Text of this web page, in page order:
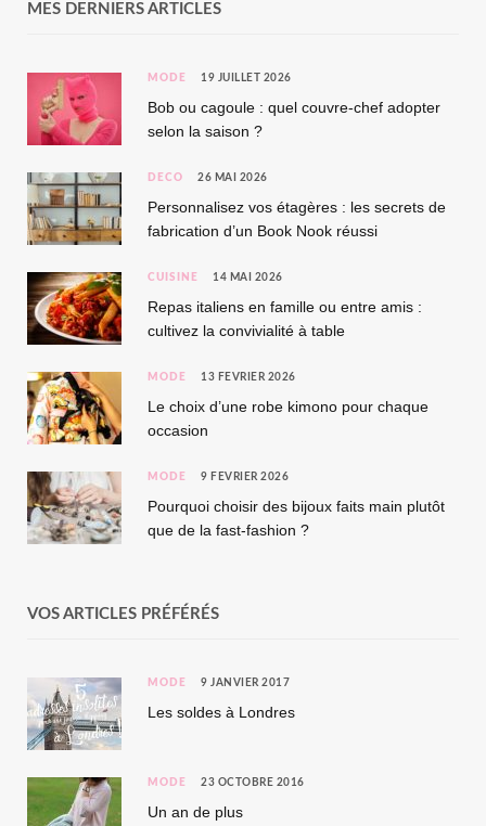
MES DERNIERS ARTICLES
MODE 19 JUILLET 2026
Bob ou cagoule : quel couvre-chef adopter
selon la saison ?
DÉCO 26 MAI 2026
Personnalisez vos étagères : les secrets de
fabrication d’un Book Nook réussi
CUISINE 14 MAI 2026
Repas italiens en famille ou entre amis :
cultivez la convivialité à table
MODE 13 FÉVRIER 2026
Le choix d’une robe kimono pour chaque
occasion
MODE 9 FÉVRIER 2026
Pourquoi choisir des bijoux faits main plutôt
que de la fast-fashion ?
VOS ARTICLES PRÉFÉRÉS
MODE 9 JANVIER 2017
Les soldes à Londres
MODE 23 OCTOBRE 2016
Un an de plus